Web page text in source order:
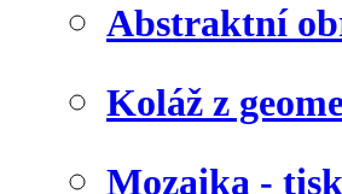
Abstraktní
Koláž z
Mozaika -